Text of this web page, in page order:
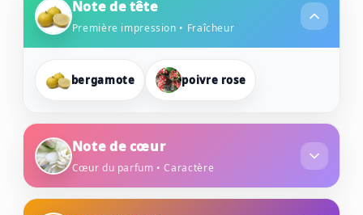
Note de tête
Première impression • Fraîcheur
bergamote poivre rose
Note de cœur
Cœur du parfum • Caractère